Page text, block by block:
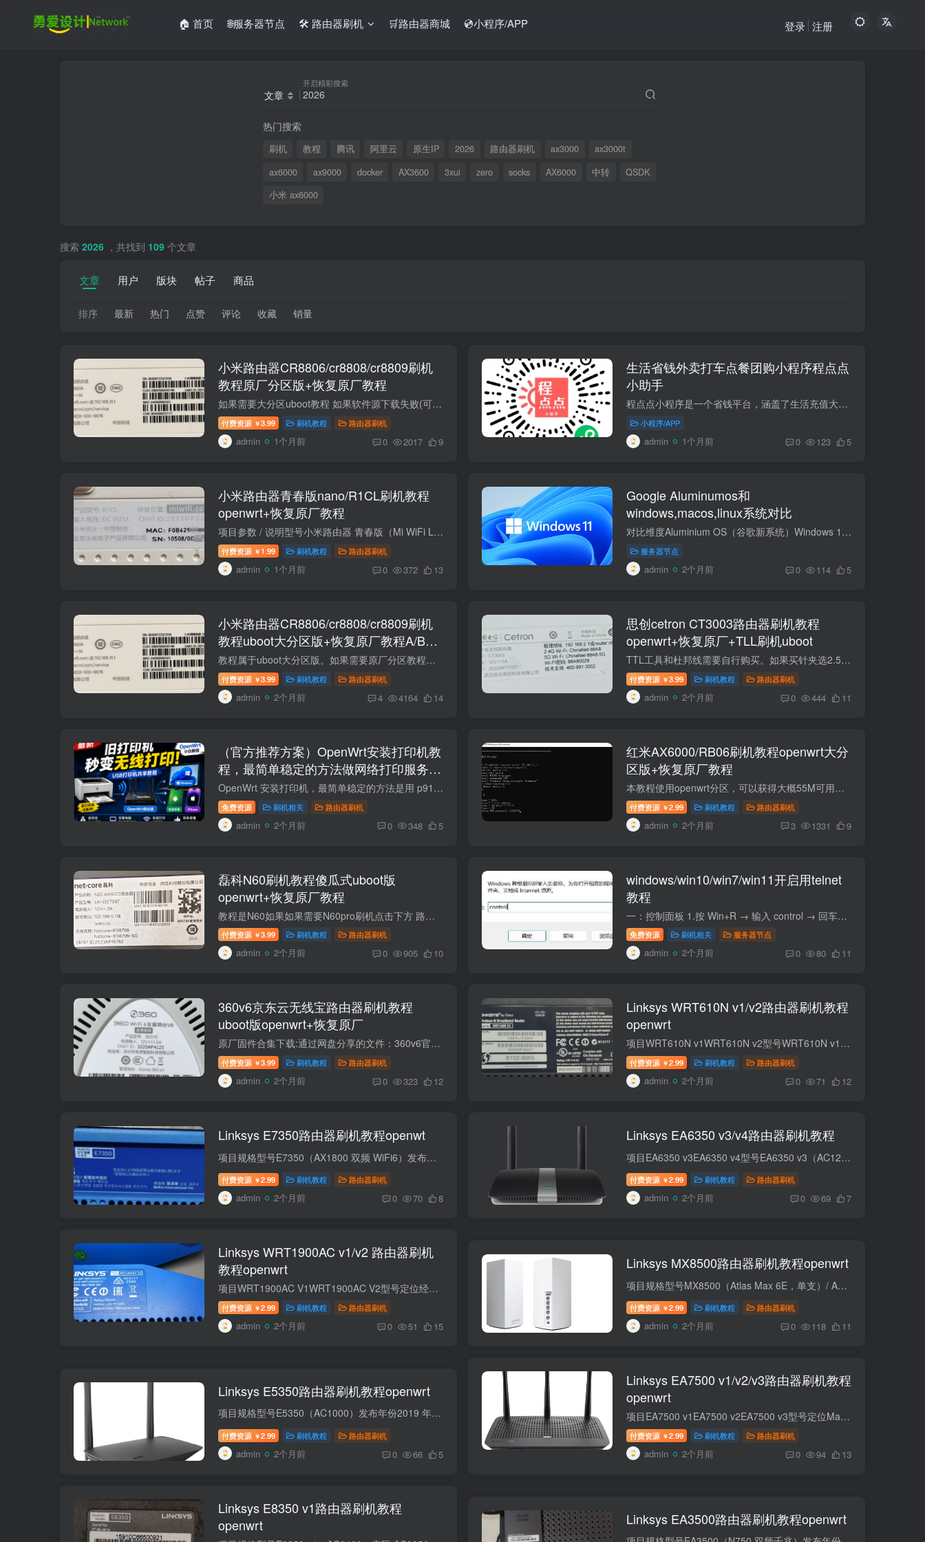
🏠 首页 🌐服务器节点 🛠️ 路由器刷机 🛒路由器商城 💿小程序/APP 登录 注册
文章
开启精彩搜索
热门搜索
刷机 教程 腾讯 阿里云 原生IP 2026 路由器刷机 ax3000
ax3000t
ax6000
ax9000 docker AX3600 3xui zero socks AX6000 中转
QSDK
小米 ax6000
搜索 2026 ，共找到 109 个文章
文章 用户 版块 帖子 商品
排序 最新 热门 点赞 评论 收藏 销量
小米路由器CR8806/cr8808/cr8809刷机
教程原厂分区版+恢复原厂教程
如果需要大分区uboot教程 如果软件源下载失败(可以改 南京大学源) src/gz immortalwrt_core https://mirror.nju.edu.cn/immortalwrt/releases/24.10-SNAPSHOT/packages/aarch64_cortex-a53/pack...
付费资源 ￥3.99 刷机教程 路由器刷机
admin 1个月前 0 2017 9
生活省钱外卖打车点餐团购小程序程点点
小助手
程点点小程序是一个省钱平台，涵盖了生活充值大部分的优惠信息，帮助用户省钱赚钱！300+生活省钱优惠导航！ 网购生活缴费省钱的策略包括： 一、程点点小助手好比共享平台 多多充...
小程序/APP
admin 1个月前 0 123 5
小米路由器青春版nano/R1CL刷机教程
openwrt+恢复原厂教程
项目参数 / 说明型号小米路由器 青春版（Mi WiFi Lite）Xiaomi nano r1cl上市时间2015 年Xiaomi Singapore外观尺寸95.32 × 91 × 19.2 mm，约 100g，磨砂白，便携小巧处理器MTK MT7628N（单核...
付费资源 ￥ 1.99 刷机教程 路由器刷机
admin 1个月前 0 372 13
Google Aluminumos和
windows,macos,linux系统对比
对比维度Aluminium OS（谷歌新系统）Windows 11macOS（最新）Linux（主流发行版）开发商 / 定位Google，Android+ChromeOS 融合，AI 优先桌面系统Microsoft，通用桌面 / 游戏 / 办公Apple，苹果...
服务器节点
admin 2个月前 0 114 5
小米路由器CR8806/cr8808/cr8809刷机
教程uboot大分区版+恢复原厂教程A/B版
支持
教程属于uboot大分区版。如果需要原厂分区教程可点击下方 cr880x A版immortalwrt固件https://wwast.lanzouu.com/iSHds3hcvl3i B版Immrotalwrt固件下载 A版B版工具包不相同，注意区分下载 如果软...
付费资源 ￥3.99 刷机教程 路由器刷机
admin 2个月前 4 4164 14
思创cetron CT3003路由器刷机教程
openwrt+恢复原厂+TLL刷机uboot
TTL工具和杜邦线需要自行购买。如果买针夹选2.54mm间距的 思创CT3003路由器有两个版本后台，老版后台可以免拆机刷机，新版后台需要TTL拆机刷机。教程支持两个版本。 SSH登陆工具mobaxterm安装教...
付费资源 ￥3.99 刷机教程 路由器刷机
admin 2个月前 0 444 11
（官方推荐方案）OpenWrt安装打印机教
程，最简单稳定的方法做网络打印服务
器，路由器秒变共享打印机！支持安卓苹
果手机打印！
OpenWrt 安装打印机，最简单稳定的方法是用 p910nd 这插件做网络打印服务器。当然也可以用cups这个插件实现。适合：路由器 USB 插打印机，然后电脑/手机通过网络打印。官方其实也推荐 p910nd，...
免费资源 刷机相关 路由器刷机
admin 2个月前 0 348 5
红米AX6000/RB06刷机教程openwrt大分
区版+恢复原厂教程
本教程使用openwrt分区，可以获得大概55M可用闪存空间。如果需要uboo大分区版可以看下方连接 第一步解锁ssh 第二步刷入openwrt BusyBox v1.36.1 (2026-02-09 09:37:22 UTC) built-in shell (ash...
付费资源 ￥2.99 刷机教程 路由器刷机
admin 2个月前 3 1331 9
磊科N60刷机教程傻瓜式uboot版
openwrt+恢复原厂教程
教程是N60如果如果需要N60pro刷机点击下方 路由器型号磊科 N60磊科 N60 Pro磊科 N60 Pro2G网口配置1×2.5 G + 4×千兆2×2.5 G + 3×千兆同N60proUSB 接口无1×USB 3.0（可挂硬盘、Docker）同N6...
付费资源 ￥3.99 刷机教程 路由器刷机
admin 2个月前 0 905 10
windows/win10/win7/win11开启用telnet
教程
一：控制面板 1.按 Win+R → 输入 control → 回车，打开控制面板。 2.控制面板 → 程序 → 程序和功能。 3.左侧点 启用或关闭 Windows 功能。 4.找到并勾选 Telnet 客户端 → 确定。 5.按照提...
免费资源 刷机相关 服务器节点
admin 2个月前 0 80 11
360v6京东云无线宝路由器刷机教程
uboot版openwrt+恢复原厂
原厂固件合集下载:通过网盘分享的文件：360v6官方原厂固件链接: https://pan.baidu.com/s/1Omtk7KRnMZI8UH5VSXzHSg 提取码: gbbg 第一步备份主要分区下载（部分通用）https://wwbtk.lanzouq.com...
付费资源 ￥3.99 刷机教程 路由器刷机
admin 2个月前 0 323 12
Linksys WRT610N v1/v2路由器刷机教程
openwrt
项目WRT610N v1WRT610N v2型号WRT610N v1（双频 WiFi4）WRT610N v2（双频 WiFi4 修订版）发布年份2009 年（早期双频旗舰）2010–2011 年（小幅硬件升级）定位早期高端家用 / 小型办公，双频并发...
付费资源 ￥2.99 刷机教程 路由器刷机
admin 2个月前 0 71 12
Linksys E7350路由器刷机教程openwt
项目规格型号E7350（AX1800 双频 WiFi6）发布年份2020 年（WiFi6 入门主力机型）定位入门级家用 WiFi6，EasyMesh Mesh 组网CPU / 芯片组联发科 MT7621AT 双核 880 MHz内存 / 闪存256 MB DDR3 / ...
付费资源 ￥2.99 刷机教程 路由器刷机
admin 2个月前 0 70 8
Linksys EA6350 v3/v4路由器刷机教程
项目EA6350 v3EA6350 v4型号EA6350 v3（AC1200）EA6350 v4（AC1200）发布年份2016–20172018 年后定位入门级家用双频千兆，高通平台入门级家用双频千兆，联发科平台，精简版CPU / 芯片组高通 QC...
付费资源 ￥2.99 刷机教程 路由器刷机
admin 2个月前 0 69 7
Linksys WRT1900AC v1/v2 路由器刷机
教程openwrt
项目WRT1900AC V1WRT1900AC V2型号定位经典复古旗舰 AC1900硬件修正优化版发布时间2014 年2015 年主控 CPUMarvell 88F6820 双核 1.3GHz同 V1运行内存512MB DDR3512MB DDR3闪存容量128MB NAND128...
付费资源 ￥2.99 刷机教程 路由器刷机
admin 2个月前 0 51 15
Linksys MX8500路由器刷机教程openwrt
项目规格型号MX8500（Atlas Max 6E，单支）/ AXE8400（套装）发布年份2021 年定位高端家用 / 企业级三频 Mesh，Wi‑Fi 6E（6GHz）旗舰CPU高通 Networking Pro 1210（IPQ8072A）四核 2.2 GHz（64...
付费资源 ￥2.99 刷机教程 路由器刷机
admin 2个月前 0 118 11
Linksys E5350路由器刷机教程openwrt
项目规格型号E5350（AC1000）发布年份2019 年定位家用入门级双频 WiFi5 路由器CPUMediaTek MT7628DAN，单核 580 MHz内存（RAM）64 MB闪存（Flash）16 MB无线标准802.11a/b/g/n/ac（WiFi5，双频...
付费资源 ￥2.99 刷机教程 路由器刷机
admin 2个月前 0 66 5
Linksys EA7500 v1/v2/v3路由器刷机教程
openwrt
项目EA7500 v1EA7500 v2EA7500 v3型号定位Max-Stream AC1900 初代AC1900+（实际 AC2600）硬件精简版 AC1900发布年份2015 年2017 年2018 年后CPU双核 1.4 GHz双核 880 MHz双核 1.25 GHz内存 / 闪...
付费资源 ￥2.99 刷机教程 路由器刷机
admin 2个月前 0 94 13
Linksys E8350 v1路由器刷机教程
openwrt
Linksys EA3500路由器刷机教程openwrt